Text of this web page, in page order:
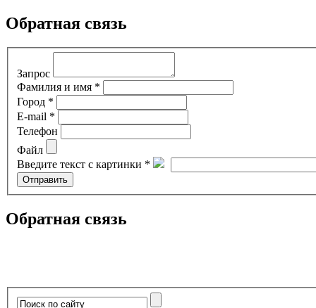
Обратная связь
Запрос
Фамилия и имя *
Город *
E-mail *
Телефон
Файл
Введите текст с картинки *
Обратная связь